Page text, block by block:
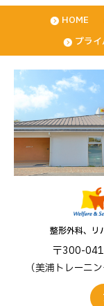
HOME
プラ
整形外科、リ
〒300-
（美浦トレーニ